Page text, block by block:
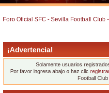
Foro Oficial SFC - Sevilla Football Club
¡Advertencia!
Solamente usuarios
Por favor ingresa abajo o haz clic
Football